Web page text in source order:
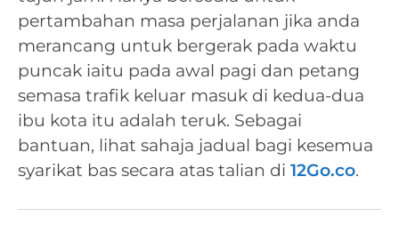
pertambahan masa perjalanan jika anda
merancang untuk bergerak pada waktu
puncak iaitu pada awal pagi dan petang
semasa trafik keluar masuk di kedua-dua
ibu kota itu adalah teruk. Sebagai
bantuan, lihat sahaja jadual bagi kesemua
syarikat bas secara atas talian di 12Go.co.